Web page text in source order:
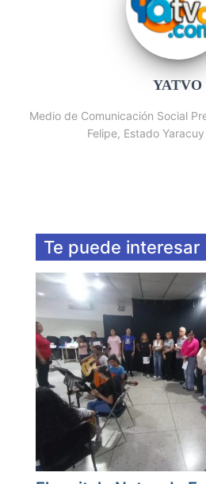
YATVO
Medio de Comunicación Social
Felipe, Estado
Te puede interesar